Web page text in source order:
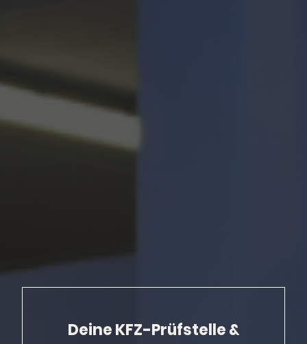
Deine KFZ-Prüfstelle &